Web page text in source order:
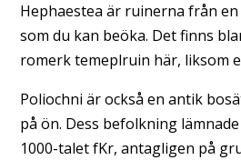
Hephaestea är ruinerna från
som du kan beöka. Det finns
romerk temeplruin här, liksom
Poliochni är också en antik
på ön. Dess befolkning
1000-talet fKr, antagligen på